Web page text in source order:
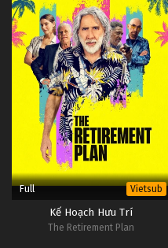
Full Vietsub
Kế Hoạch Hưu Trí
The Retirement Plan